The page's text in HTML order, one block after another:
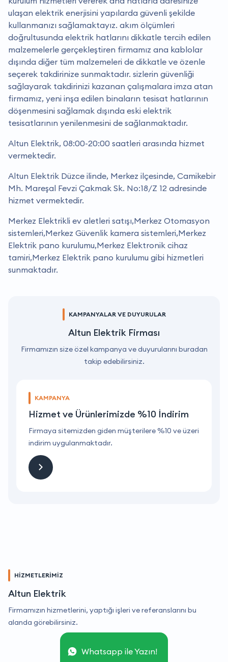
ulaşan elektrik enerjisini yapılarda güvenli şekilde
kullanmanızı sağlamaktayız. akım ölçümleri
doğrultusunda elektrik hatlarını dikkatle tercih edilen
malzemelerle gerçekleştiren firmamız ana kablolar
dışında diğer tüm malzemeleri de dikkatle ve özenle
seçerek takdirinize sunmaktadır. sizlerin güvenliği
sağlayarak takdirinizi kazanan çalışmalara imza atan
firmamız, yeni inşa edilen binaların tesisat hatlarının
döşenmesini sağlamak dışında eski elektrik
tesisatlarının yenilenmesini de sağlanmaktadır.
Altun Elektrik, 08:00-20:00 saatleri arasında hizmet
vermektedir.
Altun Elektrik Düzce ilinde, Merkez ilçesinde, Camikebir
Mh. Mareşal Fevzi Çakmak Sk. No:18/Z 12 adresinde
hizmet vermektedir.
Merkez Elektrikli ev aletleri satışı,Merkez Otomasyon
sistemleri,Merkez Güvenlik kamera sistemleri,Merkez
Elektrik pano kurulumu,Merkez Elektronik cihaz
tamiri,Merkez Elektrik pano kurulumu gibi hizmetleri
sunmaktadır.
KAMPANYALAR VE DUYURULAR
Altun Elektrik Firması
Firmamızın size özel kampanya ve duyurularını buradan
takip edebilirsiniz.
KAMPANYA
Hizmet ve Ürünlerimizde %10 İndirim
Firmaya sitemizden giden müşterilere %10 ve üzeri
indirim uygulanmaktadır.
HİZMETLERİMİZ
Altun Elektrik
Firmamızın hizmetlerini, yaptığı işleri ve referanslarını bu
alanda görebilirsiniz.
Whatsapp ile Yazın!